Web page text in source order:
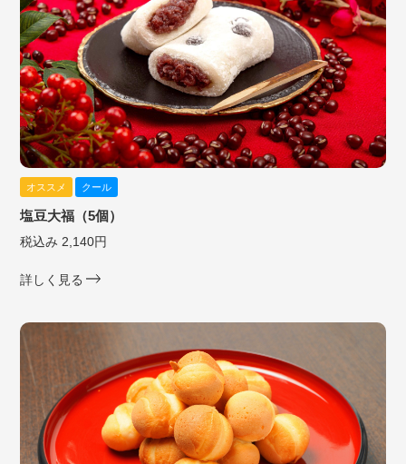
オススメ クール
塩豆大福（5個）
税込み 2,140円
詳しく見る